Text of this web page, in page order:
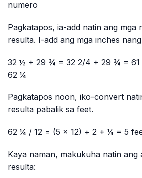
numero
Pagkatapos, ia-add natin ang mga
resulta. I-add ang mga inches
32 ½ + 29 ¾ = 32 2/4 + 29 ¾ = 61
62 ¼
Pagkatapos noon, iko-convert
resulta pabalik sa feet.
62 ¼ / 12 = (5 × 12) + 2 + ¼ = 5
Kaya naman, makukuha natin ang
resulta: